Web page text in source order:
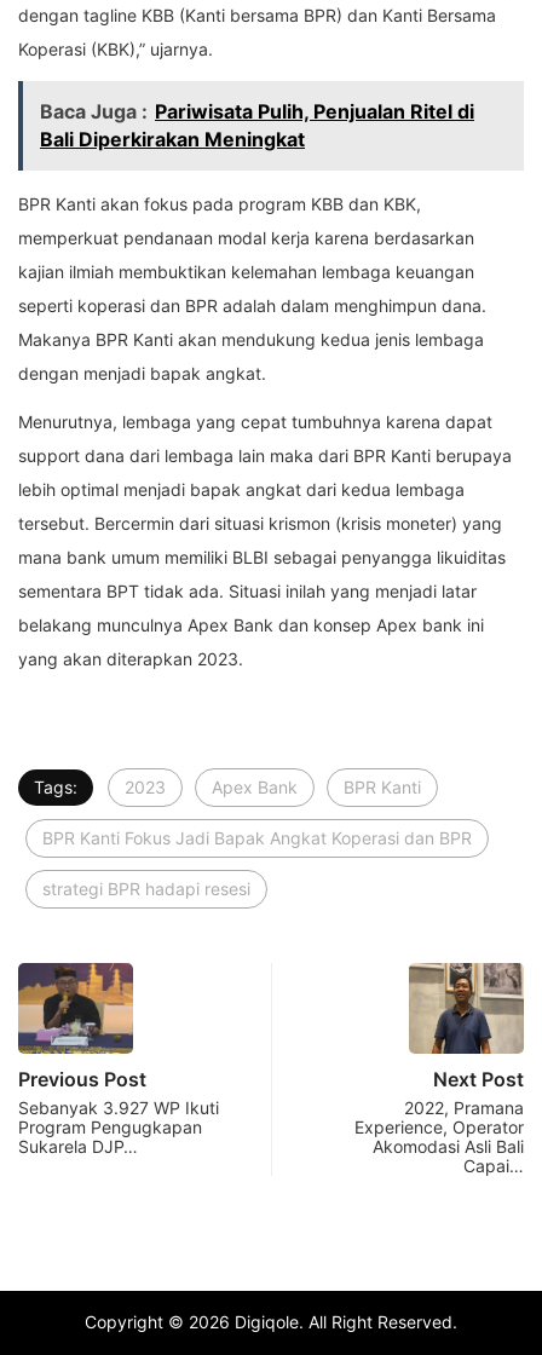
dengan tagline KBB (Kanti bersama BPR) dan Kanti Bersama
Koperasi (KBK),” ujarnya.
Baca Juga : Pariwisata Pulih, Penjualan Ritel di
Bali Diperkirakan Meningkat
BPR Kanti akan fokus pada program KBB dan KBK,
memperkuat pendanaan modal kerja karena berdasarkan
kajian ilmiah membuktikan kelemahan lembaga keuangan
seperti koperasi dan BPR adalah dalam menghimpun dana.
Makanya BPR Kanti akan mendukung kedua jenis lembaga
dengan menjadi bapak angkat.
Menurutnya, lembaga yang cepat tumbuhnya karena dapat
support dana dari lembaga lain maka dari BPR Kanti berupaya
lebih optimal menjadi bapak angkat dari kedua lembaga
tersebut. Bercermin dari situasi krismon (krisis moneter) yang
mana bank umum memiliki BLBI sebagai penyangga likuiditas
sementara BPT tidak ada. Situasi inilah yang menjadi latar
belakang munculnya Apex Bank dan konsep Apex bank ini
yang akan diterapkan 2023.
Tags: 2023 Apex Bank BPR Kanti
BPR Kanti Fokus Jadi Bapak Angkat Koperasi dan BPR
strategi BPR hadapi resesi
Previous Post
Sebanyak 3.927 WP Ikuti
Program Pengugkapan
Sukarela DJP…
Next Post
2022, Pramana
Experience, Operator
Akomodasi Asli Bali
Capai…
Copyright © 2026 Digiqole. All Right Reserved.